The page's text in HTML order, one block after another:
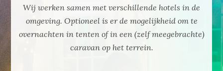
Wij werken samen met verschillende hotels in de
omgeving. Optioneel is er de mogelijkheid om te
overnachten in tenten of in een (zelf meegebrachte)
caravan op het terrein.